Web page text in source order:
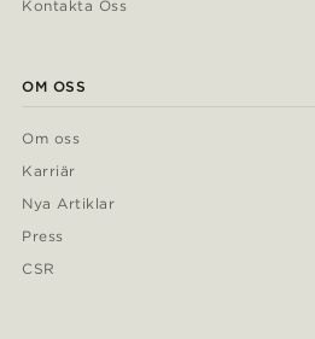
Kontakta Oss
OM OSS
Om oss
Karriär
Nya Artiklar
Press
CSR